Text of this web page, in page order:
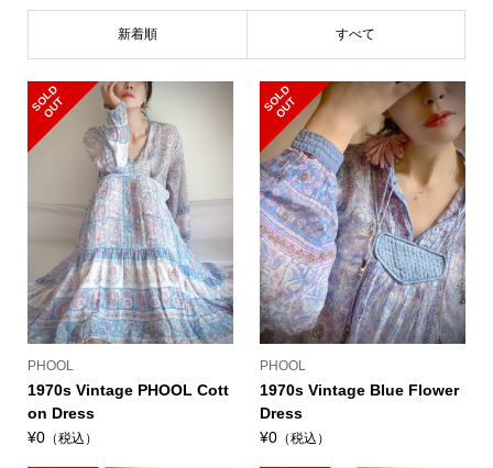
新着順 すべて
S
O
L
D
O
U
T
PHOOL
1970s Vintage PHOOL Cott
on Dress
¥0（税込）
S
O
L
D
O
U
T
PHOOL
1970s Vintage Blue Flower
Dress
¥0 （税込）